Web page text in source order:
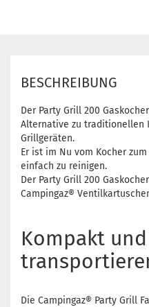
BESCHREIBUNG
Der Party Grill 200
Alternative zu traditionellen
Grillgeräten.
Er ist im Nu vom Kocher
einfach zu reinigen.
Der Party Grill 200
Campingaz®
Kompakt
Die Campingaz® Party Grill